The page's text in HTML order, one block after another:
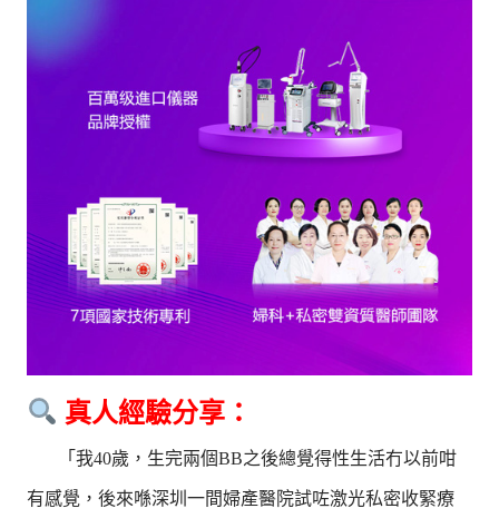
真人經驗分享：
「我40歲，生完兩個BB之後總覺得性生活冇以前咁
有感覺，後來喺深圳一間婦產醫院試咗激光私密收緊療